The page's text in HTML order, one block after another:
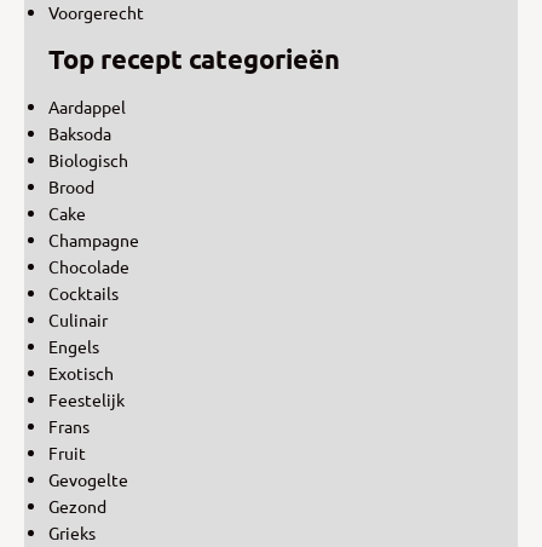
Voorgerecht
Top recept categorieën
Aardappel
Baksoda
Biologisch
Brood
Cake
Champagne
Chocolade
Cocktails
Culinair
Engels
Exotisch
Feestelijk
Frans
Fruit
Gevogelte
Gezond
Grieks